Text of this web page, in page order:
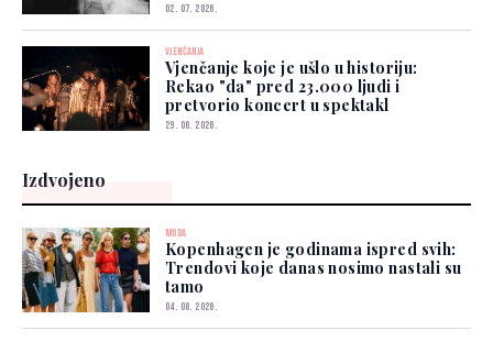
02. 07. 2026.
VJENČANJA
Vjenčanje koje je ušlo u historiju:
Rekao "da" pred 23.000 ljudi i
pretvorio koncert u spektakl
29. 06. 2026.
Izdvojeno
MODA
Kopenhagen je godinama ispred svih:
Trendovi koje danas nosimo nastali su
tamo
04. 08. 2026.